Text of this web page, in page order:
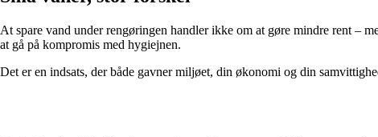
At spare vand under rengøringen handler ikke om at gøre mindre rent –
at gå på kompromis med hygiejnen.
Det er en indsats, der både gavner miljøet, din økonomi og din